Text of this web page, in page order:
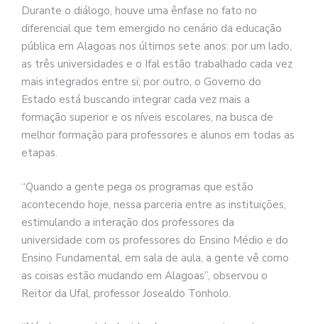
Durante o diálogo, houve uma ênfase no fato no
diferencial que tem emergido no cenário da educação
pública em Alagoas nos últimos sete anos: por um lado,
as três universidades e o Ifal estão trabalhado cada vez
mais integrados entre si; por outro, o Governo do
Estado está buscando integrar cada vez mais a
formação superior e os níveis escolares, na busca de
melhor formação para professores e alunos em todas as
etapas.
“Quando a gente pega os programas que estão
acontecendo hoje, nessa parceria entre as instituições,
estimulando a interação dos professores da
universidade com os professores do Ensino Médio e do
Ensino Fundamental, em sala de aula, a gente vê como
as coisas estão mudando em Alagoas”, observou o
Reitor da Ufal, professor Josealdo Tonholo.